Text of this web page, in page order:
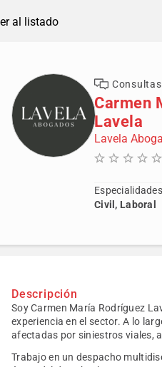
al listado
Carmen
Lavela
Lavela
Civil, Laboral
Descripción
Soy Carmen María Rodríguez
experiencia en el sector. A lo
afectadas por siniestros viales,
Trabajo en un despacho